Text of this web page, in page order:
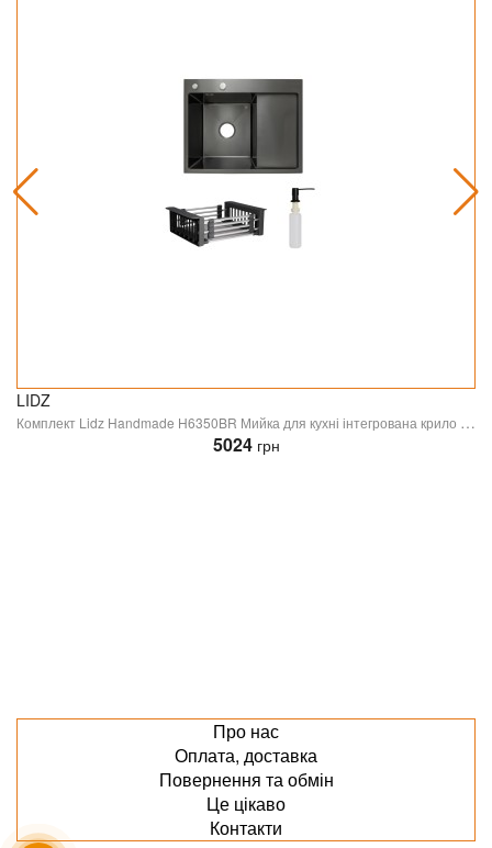
LIDZ
Комплект Lidz Handmade H6350BR Мийка для кухні інтегрована крило зправа BlackPVD у комплекті з дозатором + Lidz K01B Корзина для кухонної мийки
5024грн
Про нас
Оплата, доставка
Повернення та обмін
Це цікаво
Контакти